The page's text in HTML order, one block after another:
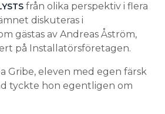
från olika perspektiv i flera
diskuteras i
gästas av Andreas Åström,
på Installatörsföretagen.
Gribe, eleven med egen färsk
tyckte hon egentligen om